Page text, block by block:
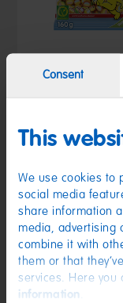
Consent
This
We use cookies to
social media
share information
media, advertising
combine it with
them or that
services. Here you
information
1,19 € (7,44 € / kg)